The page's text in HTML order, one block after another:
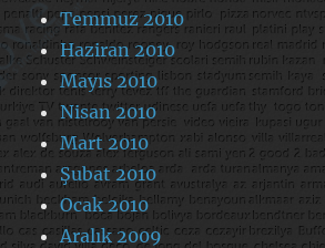
Temmuz 2010
Haziran 2010
Mayıs 2010
Nisan 2010
Mart 2010
Şubat 2010
Ocak 2010
Aralık 2009